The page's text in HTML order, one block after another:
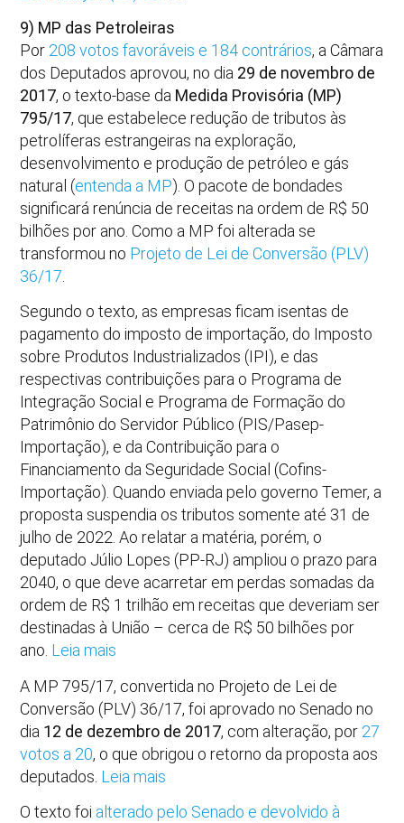
9) MP das Petroleiras
Por 208 votos favoráveis e 184 contrários, a Câmara
dos Deputados aprovou, no dia 29 de novembro de
2017, o texto-base da Medida Provisória (MP)
795/17, que estabelece redução de tributos às
petrolíferas estrangeiras na exploração,
desenvolvimento e produção de petróleo e gás
natural (entenda a MP). O pacote de bondades
significará renúncia de receitas na ordem de R$ 50
bilhões por ano. Como a MP foi alterada se
transformou no Projeto de Lei de Conversão (PLV)
36/17
Segundo o texto, as empresas ficam isentas de
pagamento do imposto de importação, do Imposto
sobre Produtos Industrializados (IPI), e das
respectivas contribuições para o Programa de
Integração Social e Programa de Formação do
Patrimônio do Servidor Público (PIS/Pasep-
Importação), e da Contribuição para o
Financiamento da Seguridade Social (Cofins-
Importação). Quando enviada pelo governo Temer, a
proposta suspendia os tributos somente até 31 de
julho de 2022. Ao relatar a matéria, porém, o
deputado Júlio Lopes (PP-RJ) ampliou o prazo para
2040, o que deve acarretar em perdas somadas da
ordem de R$ 1 trilhão em receitas que deveriam ser
destinadas à União – cerca de R$ 50 bilhões por
ano. Leia mais
A MP 795/17, convertida no Projeto de Lei de
Conversão (PLV) 36/17, foi aprovado no Senado no
dia 12 de dezembro de 2017, com alteração, por 27
votos a 20, o que obrigou o retorno da proposta aos
deputados. Leia mais
O texto foi alterado pelo Senado e devolvido à